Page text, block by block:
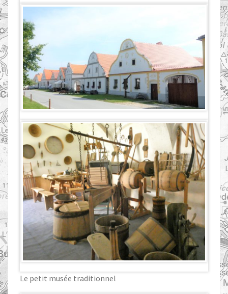
Le petit musée traditionnel